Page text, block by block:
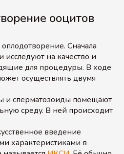
ооцитов
Сначала
на качество и
для процедуры. В ходе
осуществлять двумя
и сперматозоиды помещают
среду. В ней происходит
введение
характеристиками в